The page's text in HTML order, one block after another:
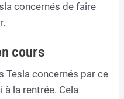
concernés de faire
cours
Tesla concernés par ce
la rentrée. Cela